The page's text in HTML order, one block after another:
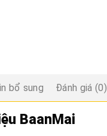
bổ sung Đánh giá (0)
BaanMai